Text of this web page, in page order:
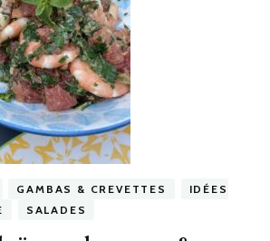
GAMBAS & CREVETTES
IDÉES
SALADES